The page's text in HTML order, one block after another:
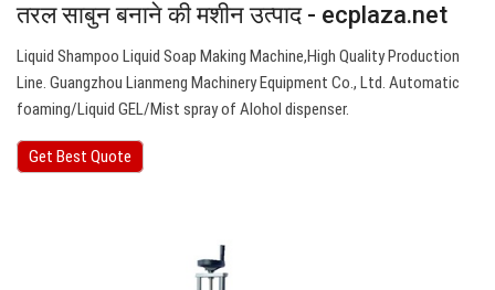
तरल साबुन बनाने की मशीन उत्पाद - ecplaza.net
Liquid Shampoo Liquid Soap Making Machine,High Quality Production
Line. Guangzhou Lianmeng Machinery Equipment Co., Ltd. Automatic
foaming/Liquid GEL/Mist spray of Alohol dispenser.
Get Best Quote